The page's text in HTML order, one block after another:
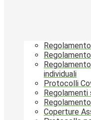
individuali
Protocolli
Regolamenti
Coperture